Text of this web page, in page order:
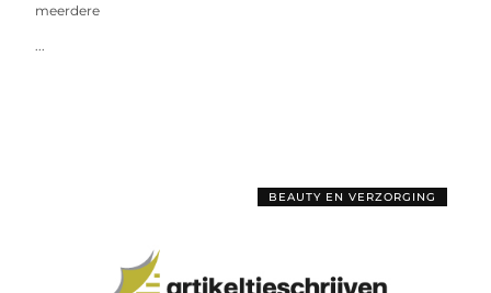
meerdere
...
BEAUTY EN VERZORGING